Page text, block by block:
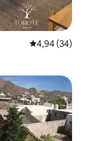
4,94 de uma
4,94 (34)